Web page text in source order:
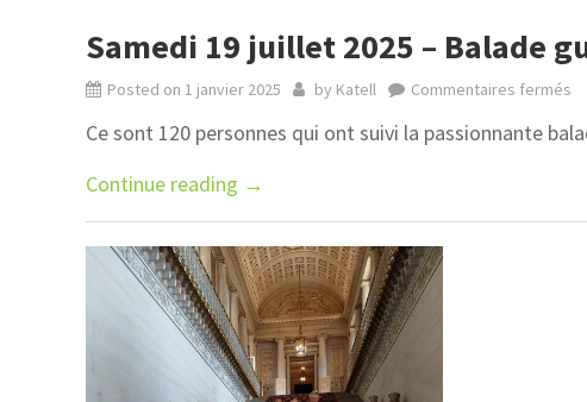
Samedi 19 juillet 2025 – Balade
Posted on 1 janvier 2025 by Katell Commentaires fermés
Ce sont 120 personnes qui ont suivi la passionnante
Continue reading →